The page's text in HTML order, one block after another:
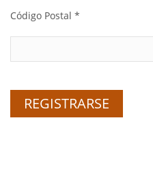
Código Postal *